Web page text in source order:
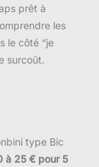
prêt à
les
le côté “je
surcoût.
type Bic
à 25 € pour 5